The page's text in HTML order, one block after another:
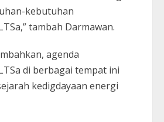
kebutuhan
tambah Darmawan.
agenda
di berbagai tempat ini
kedigdayaan energi